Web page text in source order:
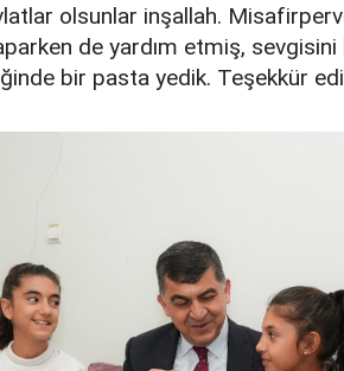
olsunlar inşallah.
de yardım etmiş,
bir pasta yedik. Teşekkür